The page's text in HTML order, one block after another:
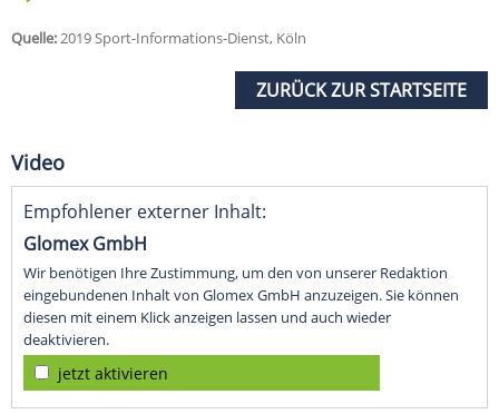
Quelle:2019 Sport-Informations-Dienst, Köln
ZURÜCK ZUR STARTSEITE
Video
Empfohlener externer Inhalt:
Glomex GmbH
Wir benötigen Ihre Zustimmung, um den von unserer Redaktion
eingebundenen Inhalt von Glomex GmbH anzuzeigen. Sie können
diesen mit einem Klick anzeigen lassen und auch wieder
deaktivieren.
jetzt aktivieren